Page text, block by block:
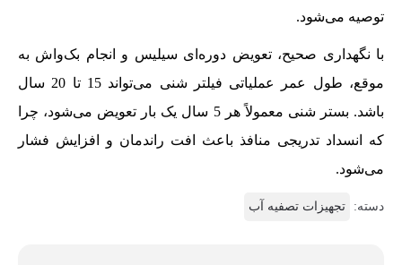
توصیه می‌شود.
با نگهداری صحیح، تعویض دوره‌ای سیلیس و انجام بک‌واش به
موقع، طول عمر عملیاتی فیلتر شنی می‌تواند 15 تا 20 سال
باشد. بستر شنی معمولاً هر 5 سال یک بار تعویض می‌شود، چرا
که انسداد تدریجی منافذ باعث افت راندمان و افزایش فشار
می‌شود.
دسته: تجهیزات تصفیه آب